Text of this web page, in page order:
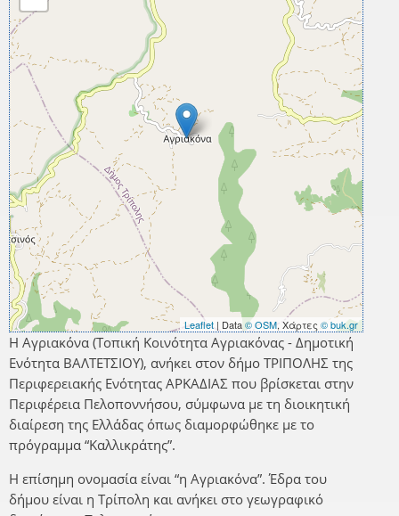
Leaflet | Data© OSM, Χάρτες© buk.gr
Η Αγριακόνα (Τοπική Κοινότητα Αγριακόνας - Δημοτική
Ενότητα ΒΑΛΤΕΤΣΙΟΥ), ανήκει στον δήμο ΤΡΙΠΟΛΗΣ της
Περιφερειακής Ενότητας ΑΡΚΑΔΙΑΣ που βρίσκεται στην
Περιφέρεια Πελοποννήσου, σύμφωνα με τη διοικητική
διαίρεση της Ελλάδας όπως διαμορφώθηκε με το
πρόγραμμα “Καλλικράτης”.
Η επίσημη ονομασία είναι “η Αγριακόνα”. Έδρα του
δήμου είναι η Τρίπολη και ανήκει στο γεωγραφικό